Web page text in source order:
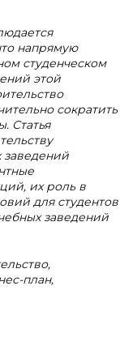
напрямую
студенческом
этой
сократить
Статья
их роль в
для студентов
заведений
план,